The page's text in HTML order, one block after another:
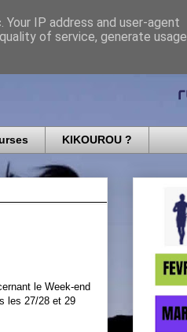
KIKOUROU ?
le Week-end
les 27/28 et 29
IP address and user-agent
of service, generate usage